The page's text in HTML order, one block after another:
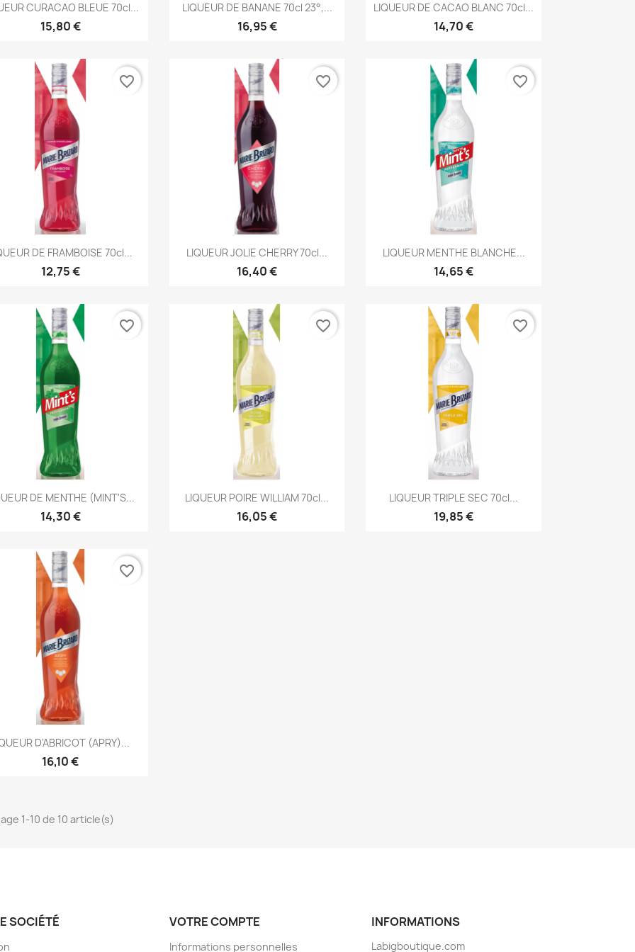
Aperçu rapide
CURACAO BLEUE 70cl...
15,80 €
Aperçu rapide
LIQUEUR DE BANANE 70cl 23°,...
16,95 €
Aperçu rapide
LIQUEUR DE CACAO BLANC 70cl...
14,70 €
Aperçu rapide
DE FRAMBOISE 70cl...
12,75 €
favorite_border
Aperçu rapide
LIQUEUR JOLIE CHERRY 70cl...
16,40 €
favorite_border
Aperçu rapide
LIQUEUR MENTHE BLANCHE...
14,65 €
favorite_border
Aperçu rapide
DE MENTHE (MINT'S...
14,30 €
favorite_border
Aperçu rapide
LIQUEUR POIRE WILLIAM 70cl...
16,05 €
favorite_border
 Aperçu rapide
LIQUEUR TRIPLE SEC 70cl...
19,85 €
favorite_border
Aperçu rapide
D'ABRICOT (APRY)...
16,10 €
favorite_border
1-10 de 10 article(s)
SOCIÉTÉ VOTRE COMPTE
Informations personnelles
INFORMATIONS
Labigboutique.com